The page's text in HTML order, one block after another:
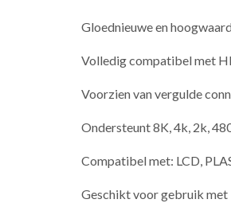
Gloednieuwe en
Volledig compatibel met
Voorzien van vergulde
Ondersteunt 8K, 4k, 2k,
Compatibel met: LCD,
Geschikt voor gebruik met